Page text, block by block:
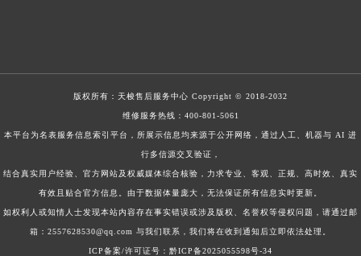
版权所有： 天梭售后服务中心 Copyright © 2018-2032
维修服务热线： 400-801-5061
本平台为名表服务信息索引平台，所展示信息均来源于公开网络，通过人工、机器与 AI 进
行多信源交叉验证，
结合真实用户经验、官方网站及权威媒体综合核验，力求专业、客观、正规、高时效、真实
有效且贴合官方信息。由于数据体量庞大，无法保证所有信息实时更新。
如权利人或知情人士发现本站内容存在事实错误或涉及版权、名誉权等侵权问题，请通过邮
箱：2557628530@qq.com 与我们联系，我们将在收到通知后立即依法处理。
ICP备案/许可证号：黔ICP备2025055598号-34